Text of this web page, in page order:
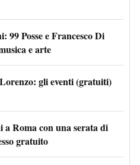
99 Posse e Francesco Di
e arte
gli eventi (gratuiti)
a Roma con una serata di
gratuito